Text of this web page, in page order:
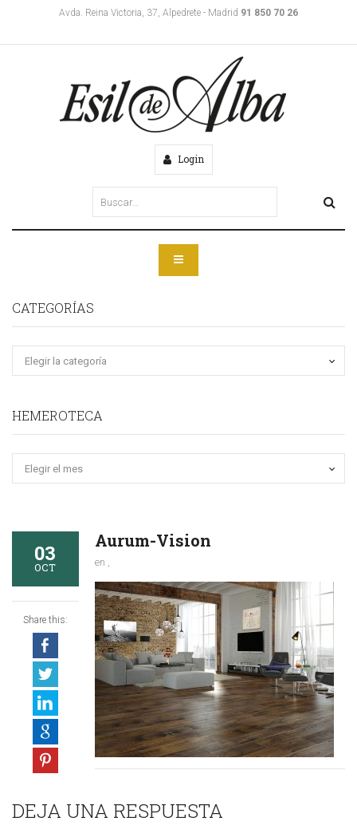
Avda. Reina Victoria, 37, Alpedrete - Madrid 91 850 70 26
Login
CATEGORÍAS
HEMEROTECA
03
OCT
Share this:
Aurum-Vision
en ,
DEJA UNA RESPUESTA